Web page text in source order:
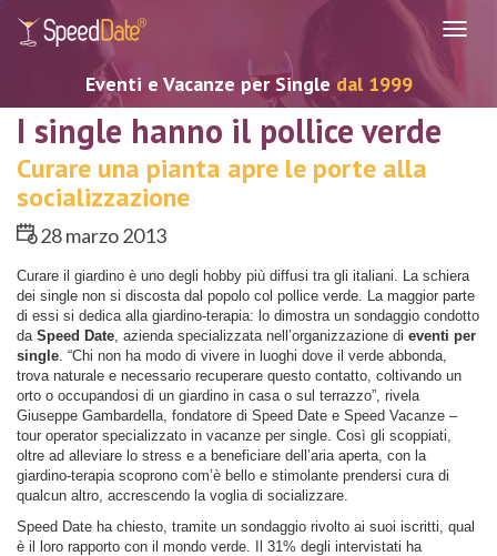
Eventi e Vacanze per Single dal 1999
I single hanno il pollice verde
Curare una pianta apre le porte alla
socializzazione
28 marzo 2013
Curare il giardino è uno degli hobby più diffusi tra gli italiani. La schiera
dei single non si discosta dal popolo col pollice verde. La maggior parte
di essi si dedica alla giardino-terapia: lo dimostra un sondaggio condotto
da Speed Date, azienda specializzata nell’organizzazione di eventi per
single. “Chi non ha modo di vivere in luoghi dove il verde abbonda,
trova naturale e necessario recuperare questo contatto, coltivando un
orto o occupandosi di un giardino in casa o sul terrazzo”, rivela
Giuseppe Gambardella, fondatore di Speed Date e Speed Vacanze –
tour operator specializzato in vacanze per single. Così gli scoppiati,
oltre ad alleviare lo stress e a beneficiare dell’aria aperta, con la
giardino-terapia scoprono com’è bello e stimolante prendersi cura di
qualcun altro, accrescendo la voglia di socializzare.
Speed Date ha chiesto, tramite un sondaggio rivolto ai suoi iscritti, qual
è il loro rapporto con il mondo verde. Il 31% degli intervistati ha